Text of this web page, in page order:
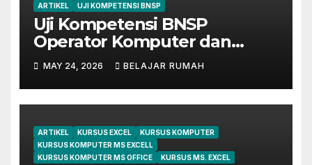
ARTIKEL UJI KOMPETENSI BNSP
Uji Kompetensi BNSP
Operator Komputer dan
Digital Marketing di Bekasi
MAY 24, 2026 BELAJAR RUMAH
ARTIKEL KURSUS EXCEL
KURSUS KOMPUTER
KURSUS KOMPUTER MS EXCELL
KURSUS KOMPUTER MS OFFICE
KURSUS MS. EXCEL